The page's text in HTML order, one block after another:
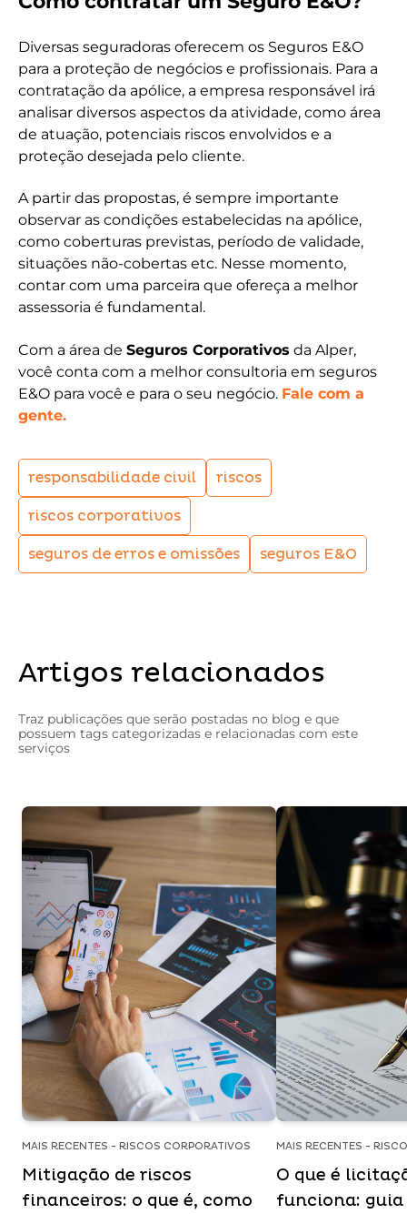
Diversas seguradoras oferecem os Seguros E&O
para a proteção de negócios e profissionais. Para a
contratação da apólice, a empresa responsável irá
analisar diversos aspectos da atividade, como área
de atuação, potenciais riscos envolvidos e a
proteção desejada pelo cliente.
A partir das propostas, é sempre importante
observar as condições estabelecidas na apólice,
como coberturas previstas, período de validade,
situações não-cobertas etc. Nesse momento,
contar com uma parceira que ofereça a melhor
assessoria é fundamental.
Com a área de Seguros Corporativos da Alper,
você conta com a melhor consultoria em seguros
E&O para você e para o seu negócio. Fale com a
gente.
responsabilidade civil riscos
riscos corporativos
seguros de erros e omissões seguros E&O
Artigos relacionados
Traz publicações que serão postadas no blog e que
possuem tags categorizadas e relacionadas com este
serviços
MAIS RECENTES - RISCOS CORPORATIVOS
Mitigação de riscos
financeiros: o que é, como
MAIS RECENTES -
O que é
funciona: